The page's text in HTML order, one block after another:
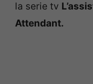
la serie tv
Attendant.